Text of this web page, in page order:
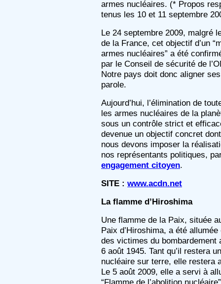
armes nucléaires. (* Propos
tenus les 10 et 11 septembre
Le 24 septembre 2009, malgré
de la France, cet objectif d’un
armes nucléaires” a été
par le Conseil de sécurité de
Notre pays doit donc aligner
parole.
Aujourd’hui, l’élimination de
les armes nucléaires de la
sous un contrôle strict et
devenue un objectif concret dont
nous devons imposer la
nos représentants politiques,
engagement citoyen.
SITE : www.acdn.net
La flamme d’Hiroshima
Une flamme de la Paix, située
Paix d’Hiroshima, a été
des victimes du bombardement
6 août 1945. Tant qu’il restera
nucléaire sur terre, elle restera
Le 5 août 2009, elle a servi à
“Flamme de l’abolition